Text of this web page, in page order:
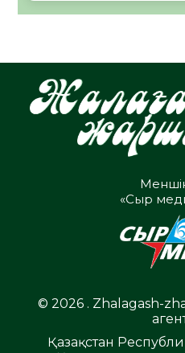
«Сыр
© 2026 . Zhalagash-
Қазақстан